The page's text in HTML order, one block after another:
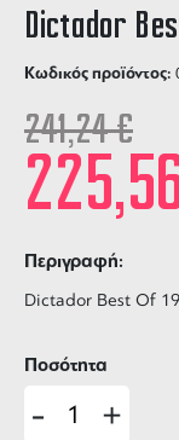
Dictador
Κωδικός προϊόντος:
241,24€
Περιγραφή:
Dictador Best Of
Ποσότητα
- +